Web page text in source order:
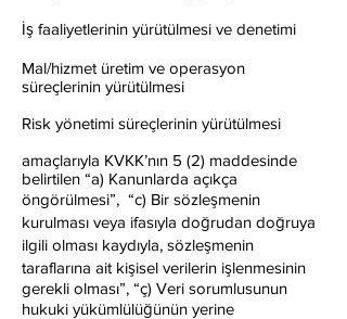
İş faaliyetlerinin yürütülmesi ve denetimi
Mal/hizmet üretim ve operasyon
süreçlerinin yürütülmesi
Risk yönetimi süreçlerinin yürütülmesi
amaçlarıyla KVKK’nın 5 (2) maddesinde
belirtilen “a) Kanunlarda açıkça
öngörülmesi”, “c) Bir sözleşmenin
kurulması veya ifasıyla doğrudan doğruya
ilgili olması kaydıyla, sözleşmenin
taraflarına ait kişisel verilerin işlenmesinin
gerekli olması”, “ç) Veri sorumlusunun
hukuki yükümlülüğünün yerine